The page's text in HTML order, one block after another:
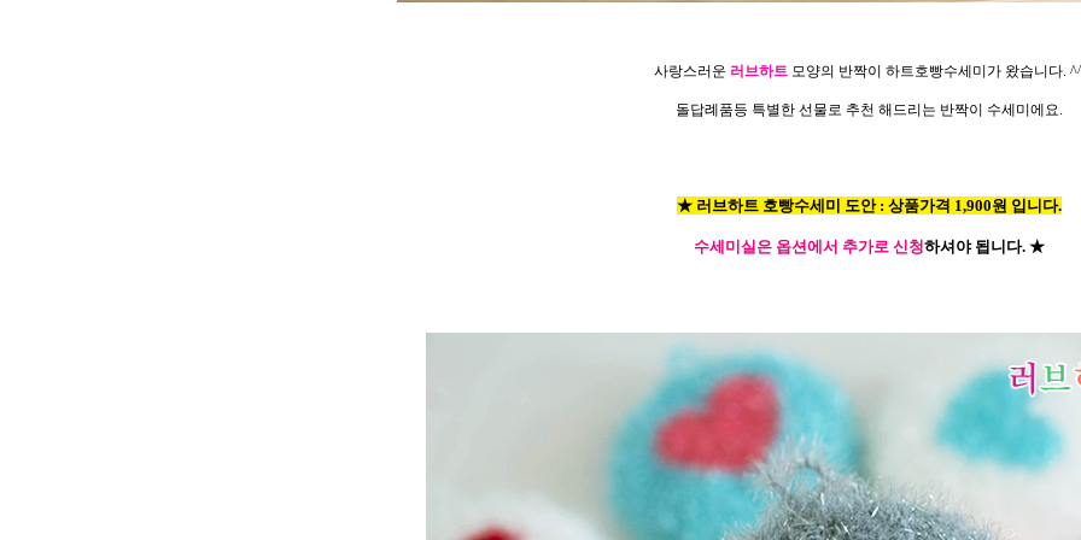
사랑스러운 러브하트모양의 반짝이 하트호빵수세미가 왔습니다.
돌답례품등 특별한 선물로 추천 해드리는 반짝이 수세미에요.
★ 러브하트 호빵수세미 도안 : 상품가격 1,900원 입니다.
수세미실은 옵션에서 추가로 신청하셔야 됩니다. ★